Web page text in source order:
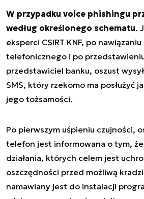
W przypadku voice phishingu
według określonego schematu.
eksperci CSIRT KNF, po nawiązaniu
telefonicznego i po
przedstawiciel banku, oszust
SMS, który rzekomo ma posłużyć
jego tożsamości.
Po pierwszym uśpieniu czujności,
telefon jest informowana o tym, że
działania, których celem jest
oszczędności przed możliwą
namawiany jest do instalacji